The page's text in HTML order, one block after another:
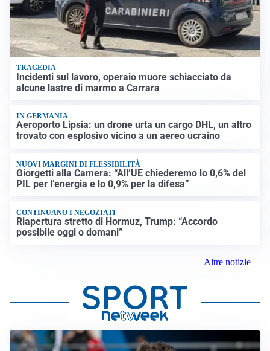
TRAGEDIA
Incidenti sul lavoro, operaio muore schiacciato da
alcune lastre di marmo a Carrara
IN GERMANIA
Aeroporto Lipsia: un drone urta un cargo DHL, un altro
trovato con esplosivo vicino a un aereo ucraino
NUOVI MARGINI DI FLESSIBILITÀ
Giorgetti alla Camera: “All’UE chiederemo lo 0,6% del
PIL per l’energia e lo 0,9% per la difesa”
CONTINUANO I NEGOZIATI
Riapertura stretto di Hormuz, Trump: “Accordo
possibile oggi o domani”
Altre notizie